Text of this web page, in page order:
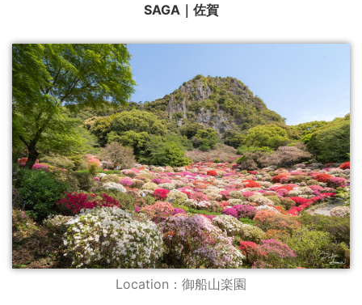
SAGA｜佐賀
Location：御船山楽園